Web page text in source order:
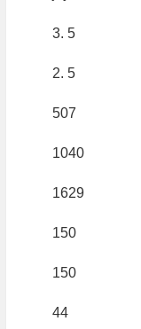
3. 5
2. 5
507
1040
1629
150
150
44